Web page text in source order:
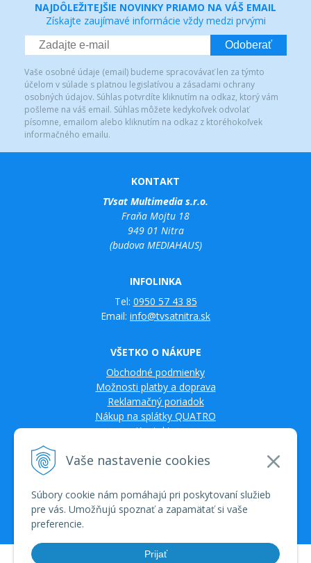
Vaše nastavenie cookies
Súbory cookie nám pomáhajú pri poskytovaní služieb
pre vás. Umožňujú spoznať a zapamätať si vaše
preferencie.
Prijať
NAJDÔLEŽITEJŠIE NOVINKY PRIAMO NA VÁŠ EMAIL
Získajte zaujímavé informácie vždy medzi prvými
Odoberať
Vaše osobné údaje (email) budeme spracovávať len za týmto
účelom v súlade s platnou legislatívou a zásadami ochrany
osobných údajov. Súhlas potvrdíte kliknutím na odkaz, ktorý vám
pošleme na váš email. Súhlas môžete kedykoľvek odvolať
písomne, emailom alebo kliknutím na odkaz z ktoréhokoľvek
informačného emailu.
KONTAKT
TVsat Multimedia s.r.o.
Fraňa Mojtu 18
949 01 Nitra
(budova MEDIAHAUS)
INFOLINKA
Tel: 0950 57 43 85
Email: info@tvsatnitra.sk
VŠETKO O NÁKUPE
Obchodné podmienky
Možnosti platby a doprava
Reklamačný poriadok
Nákup na splátky QUATRO
Kontakty
© 2026 TV SAT Multimédiá • tvorba eshopu cez UNIobchod, webhosting